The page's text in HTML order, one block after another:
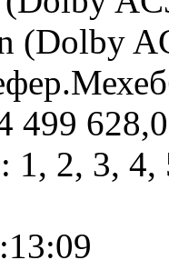
(Dolby
499
1, 2, 3, 4,